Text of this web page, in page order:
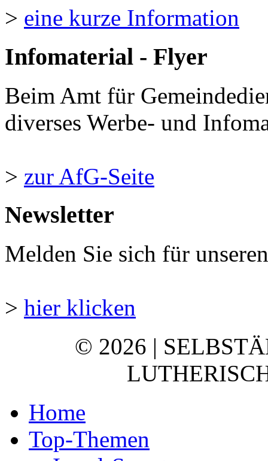
> eine kurze Information
Infomaterial - Flyer
Beim Amt für
diverses Werbe- und
> zur AfG-Seite
Newsletter
Melden Sie sich für
> hier klicken
© 2026 |
Home
Top-Themen